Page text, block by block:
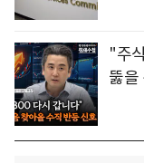
"주
뚫을